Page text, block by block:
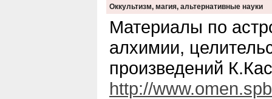
Оккультизм, магия, альтернативные науки
Материалы по
алхимии,
произведений
http://